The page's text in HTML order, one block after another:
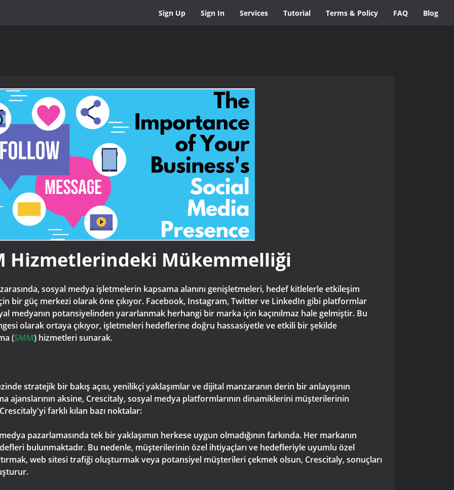
Sign Up Sign In Services Tutorial Terms & Policy FAQ Blog
Hizmetlerindeki Mükemmelliği
sosyal medya işletmelerin kapsama alanını genişletmeleri, hedef kitlelerle etkileşim
bir güç merkezi olarak öne çıkıyor. Facebook, Instagram, Twitter ve LinkedIn gibi platformlar
medyanın potansiyelinden yararlanmak herhangi bir marka için kaçınılmaz hale gelmiştir. Bu
olarak ortaya çıkıyor, işletmeleri hedeflerine doğru hassasiyetle ve etkili bir şekilde
(SMM) hizmetleri sunarak.
stratejik bir bakış açısı, yenilikçi yaklaşımlar ve dijital manzaranın derin bir anlayışının
ajanslarının aksine, Crescitaly, sosyal medya platformlarının dinamiklerini müşterilerinin
farklı kılan bazı noktalar:
pazarlamasında tek bir yaklaşımın herkese uygun olmadığının farkında. Her markanın
bulunmaktadır. Bu nedenle, müşterilerinin özel ihtiyaçları ve hedefleriyle uyumlu özel
web sitesi trafiği oluşturmak veya potansiyel müşterileri çekmek olsun, Crescitaly, sonuçları